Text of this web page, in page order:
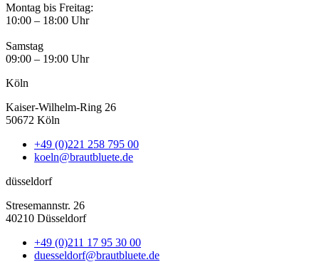
Montag bis Freitag:
10:00 – 18:00 Uhr
Samstag
09:00 – 19:00 Uhr
Köln
Kaiser-Wilhelm-Ring 26
50672 Köln
+49 (0)221 258 795 00
koeln@brautbluete.de
düsseldorf
Stresemannstr. 26
40210 Düsseldorf
+49 (0)211 17 95 30 00
duesseldorf@brautbluete.de